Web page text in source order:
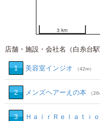
3 km
店舗・施設・会社名（白糸台駅
1 美容室インジオ （42m）
2 メンズヘアーえの本 （
3 ＨａｉｒＲｅｌａｔｉｏ